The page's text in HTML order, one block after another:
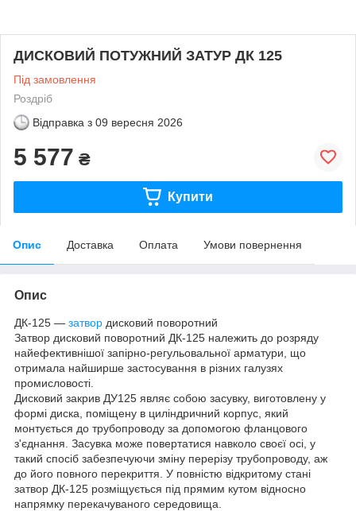
ДИСКОВИЙ ПОТУЖНИЙ ЗАТУР ДК 125
Під замовлення
Роздріб
Відправка з 09 вересня 2026
5 577 ₴
Купити
Опис Доставка Оплата Умови повернення
Опис
ДК-125 — затвор дисковий поворотний
Затвор дисковий поворотний ДК-125 належить до розряду
найефективнішої запірно-регульовальної арматури, що
отримала найширше застосування в різних галузях
промисловості.
Дисковий закрив ДУ125 являє собою засувку, виготовлену у
формі диска, поміщену в циліндричний корпус, який
монтується до трубопроводу за допомогою фланцового
з'єднання. Засувка може повертатися навколо своєї осі, у
такий спосіб забезпечуючи зміну перерізу трубопроводу, аж
до його повного перекриття. У повністю відкритому стані
затвор ДК-125 розміщується під прямим кутом відносно
напрямку перекачуваного середовища.